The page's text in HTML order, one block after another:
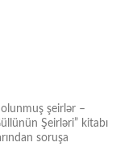
şeirlər –
Şeirləri” kitabı
soruşa